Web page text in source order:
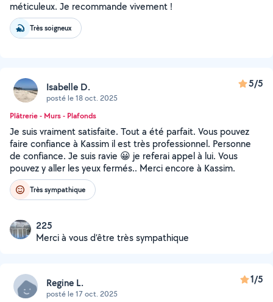
méticuleux. Je recommande vivement !
Très soigneux
Isabelle D.
posté le 18 oct. 2025
5/5
Plâtrerie - Murs - Plafonds
Je suis vraiment satisfaite. Tout a été parfait. Vous pouvez
faire confiance à Kassim il est très professionnel. Personne
de confiance. Je suis ravie 😀 je referai appel à lui. Vous
pouvez y aller les yeux fermés.. Merci encore à Kassim.
Très sympathique
225
Merci à vous d’être très sympathique
Regine L.
posté le 17 oct. 2025
1/5